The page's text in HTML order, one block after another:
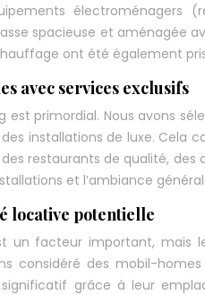
électroménagers
spacieuse et aménagée
ont été également
avec services exclusifs
est primordial. Nous avons
installations de luxe. Cela
restaurants de qualité,
et l’ambiance
locative potentielle
un facteur important,
considéré des mobil-
grâce à leur